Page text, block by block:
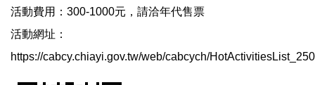
活動費用：300-1000元，請洽年代售票
活動網址：
https://cabcy.chiayi.gov.tw/web/cabcych/